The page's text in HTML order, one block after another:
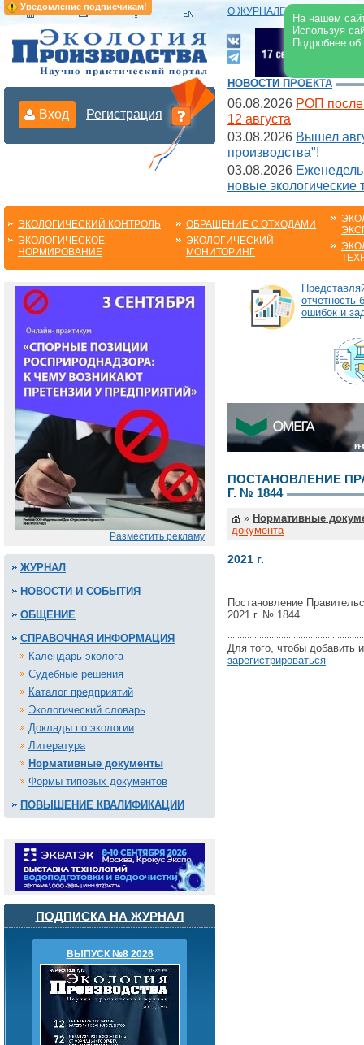
Уведомление подписчикам!
На нашем
Используя
Подробнее
О ЖУРНАЛЕ |
Вход Регистрация
НОВОСТИ ПРОЕКТА
06.08.2026 РОП после
12 августа
03.08.2026 Вышел
производства"!
03.08.2026
новые экологические
ЭКОЛОГИЧЕСКИЙ КОНТРОЛЬ
ЭКОЛОГИЧЕСКОЕ
НОРМИРОВАНИЕ
ОБРАЩЕНИЕ С ОТХОДАМИ
ЭКОЛОГИЧЕСКИЙ
МОНИТОРИНГ
Разместить рекламу
ЖУРНАЛ
НОВОСТИ И СОБЫТИЯ
ОБЩЕНИЕ
СПРАВОЧНАЯ ИНФОРМАЦИЯ
Календарь эколога
Судебные решения
Каталог предприятий
Экологический словарь
Доклады по экологии
Литература
Нормативные документы
Формы типовых документов
ПОВЫШЕНИЕ КВАЛИФИКАЦИИ
ПОДПИСКА НА ЖУРНАЛ
ВЫПУСК №8 2026
отчетность
ошибок и
ПОСТАНОВЛЕНИЕ
Г. № 1844
» Нормативные
документа
2021 г.
Постановление
2021 г. № 1844
Для того, чтобы добавить
зарегистрироваться